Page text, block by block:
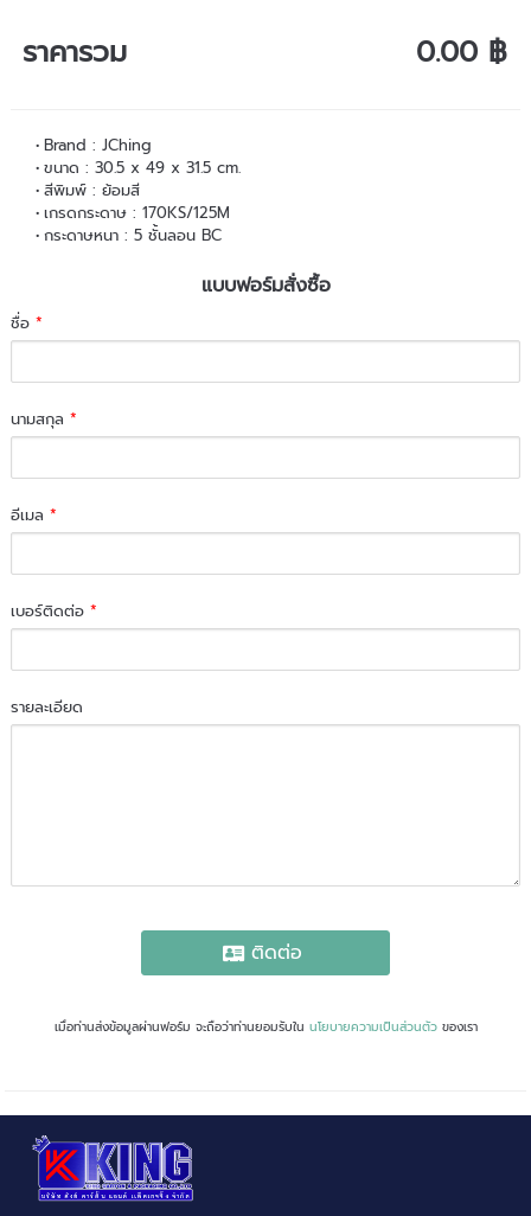
ราคารวม 0.00 ฿
Brand : JChing
ขนาด : 30.5 x 49 x 31.5 cm.
สีพิมพ์ : ย้อมสี
เกรดกระดาษ : 170KS/125M
กระดาษหนา : 5 ชั้นลอน BC
แบบฟอร์มสั่งซื้อ
ชื่อ*
นามสกุล*
อีเมล*
เบอร์ติดต่อ*
รายละเอียด
ติดต่อ
เมื่อท่านส่งข้อมูลผ่านฟอร์ม จะถือว่าท่านยอมรับใน นโยบายความเป็นส่วนตัวของเรา